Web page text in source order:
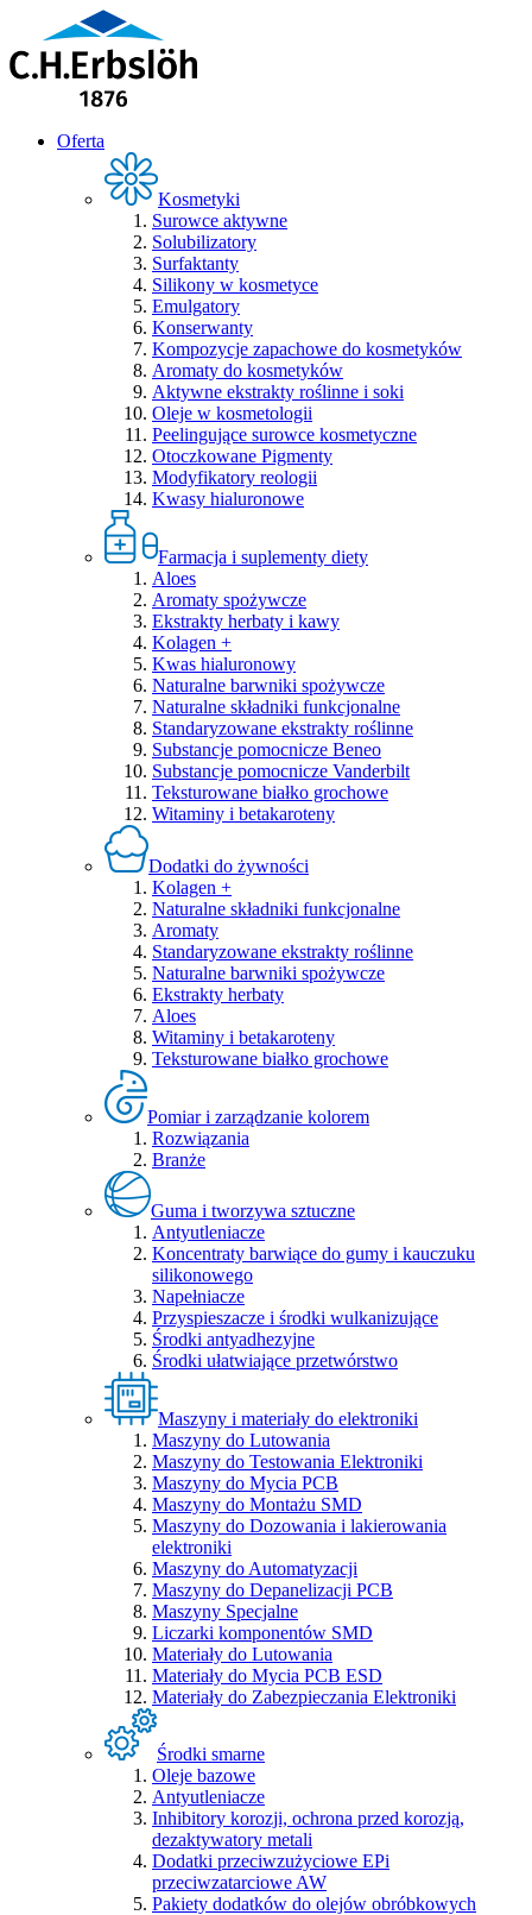
Oferta
Kosmetyki
Surowce aktywne
Solubilizatory
Surfaktanty
Silikony w kosmetyce
Emulgatory
Konserwanty
Kompozycje zapachowe do kosmetyków
Aromaty do kosmetyków
Aktywne ekstrakty roślinne i soki
Oleje w kosmetologii
Peelingujące surowce kosmetyczne
Otoczkowane Pigmenty
Modyfikatory reologii
Kwasy hialuronowe
Farmacja i suplementy diety
Aloes
Aromaty spożywcze
Ekstrakty herbaty i kawy
Kolagen +
Kwas hialuronowy
Naturalne barwniki spożywcze
Naturalne składniki funkcjonalne
Standaryzowane ekstrakty roślinne
Substancje pomocnicze Beneo
Substancje pomocnicze Vanderbilt
Teksturowane białko grochowe
Witaminy i betakaroteny
Dodatki do żywności
Kolagen +
Naturalne składniki funkcjonalne
Aromaty
Standaryzowane ekstrakty roślinne
Naturalne barwniki spożywcze
Ekstrakty herbaty
Aloes
Witaminy i betakaroteny
Teksturowane białko grochowe
Pomiar i zarządzanie kolorem
Rozwiązania
Branże
Guma i tworzywa sztuczne
Antyutleniacze
Koncentraty barwiące do gumy i kauczuku
silikonowego
Napełniacze
Przyspieszacze i środki wulkanizujące
Środki antyadhezyjne
Środki ułatwiające przetwórstwo
Maszyny i materiały do elektroniki
Maszyny do Lutowania
Maszyny do Testowania Elektroniki
Maszyny do Mycia PCB
Maszyny do Montażu SMD
Maszyny do Dozowania i lakierowania
elektroniki
Maszyny do Automatyzacji
Maszyny do Depanelizacji PCB
Maszyny Specjalne
Liczarki komponentów SMD
Materiały do Lutowania
Materiały do Mycia PCB ESD
Materiały do Zabezpieczania Elektroniki
Środki smarne
Oleje bazowe
Antyutleniacze
Inhibitory korozji, ochrona przed korozją,
dezaktywatory metali
Dodatki przeciwzużyciowe EPi
przeciwzatarciowe AW
Pakiety dodatków do olejów obróbkowych